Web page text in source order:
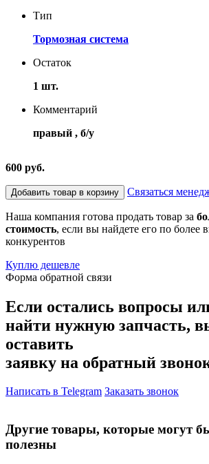
Тип
Тормозная система
Остаток
1 шт.
Комментарий
правый , б/у
600 руб.
Добавить товар в корзину Связаться
Наша компания готова продать товар за
стоимость, если вы найдете его по более
конкурентов
Куплю дешевле
Форма обратной связи
Если остались вопросы
найти нужную запчасть,
оставить
заявку на обратный
Написать в Telegram Заказать звонок
Другие товары, которые могут
полезны